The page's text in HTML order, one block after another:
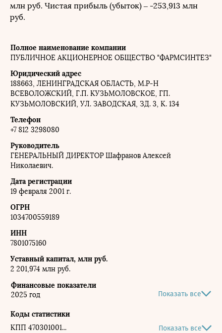
млн руб. Чистая прибыль (убыток) – -253,913 млн
руб.
Полное наименование компании
ПУБЛИЧНОЕ АКЦИОНЕРНОЕ ОБЩЕСТВО "ФАРМСИНТЕЗ"
Юридический адрес
188663, ЛЕНИНГРАДСКАЯ ОБЛАСТЬ, М.Р-Н
ВСЕВОЛОЖСКИЙ, Г.П. КУЗЬМОЛОВСКОЕ, ГП.
КУЗЬМОЛОВСКИЙ, УЛ. ЗАВОДСКАЯ, ЗД. 3, К. 134
Телефон
+7 812 3298080
Руководитель
ГЕНЕРАЛЬНЫЙ ДИРЕКТОР Шафранов Алексей
Николаевич.
Дата регистрации
19 февраля 2001 г.
ОГРН
1034700559189
ИНН
7801075160
Уставный капитал, млн руб.
2 201,974 млн руб.
Финансовые показатели
2025 год Показать все
Коды статистики
КПП 470301001
Показать все